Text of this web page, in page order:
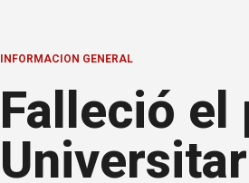
INFORMACION GENERAL
Falleció